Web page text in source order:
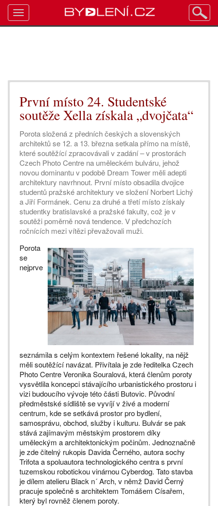
První místo 24. Studentské
soutěže Xella získala „dvojčata“
Porota složená z předních českých a slovenských
architektů se 12. a 13. března setkala přímo na místě,
které soutěžící zpracovávali v zadání – v prostorách
Czech Photo Centre na uměleckém bulváru, jehož
novou dominantu v podobě Dream Tower měli adepti
architektury navrhnout. První místo obsadila dvojice
studentů pražské architektury ve složení Norbert Lichý
a Jiří Formánek. Cenu za druhé a třetí místo získaly
studentky bratislavské a pražské fakulty, což je v
soutěži poměrně nová tendence. V předchozích
ročnících mezi vítězi převažovali muži.
Porota
se
nejprve
seznámila s celým kontextem řešené lokality, na nějž
měli soutěžící navázat. Přivítala je zde ředitelka Czech
Photo Centre Veronika Souralová, která členům poroty
vysvětlila koncepci stávajícího urbanistického prostoru i
vizi budoucího vývoje této části Butovic. Původní
předměstské sídliště se vyvíjí v živé a moderní
centrum, kde se setkává prostor pro bydlení,
samosprávu, obchod, služby i kulturu. Bulvár se pak
stává zajímavým městským prostorem díky
uměleckým a architektonickým počinům. Jednoznačně
je zde čitelný rukopis Davida Černého, autora sochy
Trifota a spoluautora technologického centra s první
tuzemskou robotickou vinárnou Cyberdog. Tato stavba
je dílem atelieru Black n´ Arch, v němž David Černý
pracuje společně s architektem Tomášem Císařem,
který byl rovněž členem poroty.
Toggle
navigation